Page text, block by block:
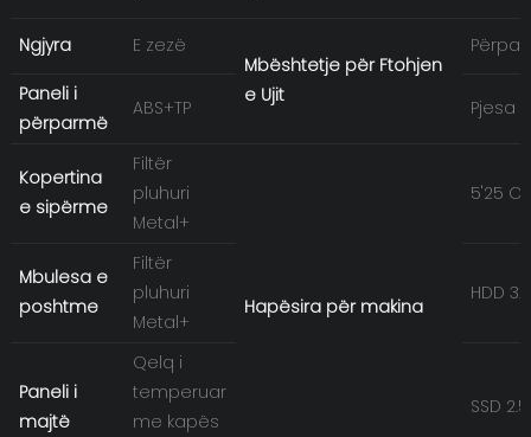
Ngjyra
E zezë
Mbështetje për Ftohjen
e Ujit
Paneli i
përparmë
ABS+TP Pjesa
Kopertina
e sipërme
Filtër
pluhuri
Metal+
Hapësira për makina
5'25
Mbulesa e
poshtme
Filtër
pluhuri
Metal+
HDD
Paneli i
majtë
Qelq i
temperuar
me kapës
SSD